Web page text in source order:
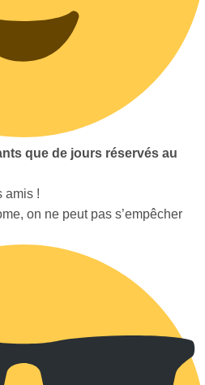
que de jours réservés au
amis !
on ne peut pas s’empêcher